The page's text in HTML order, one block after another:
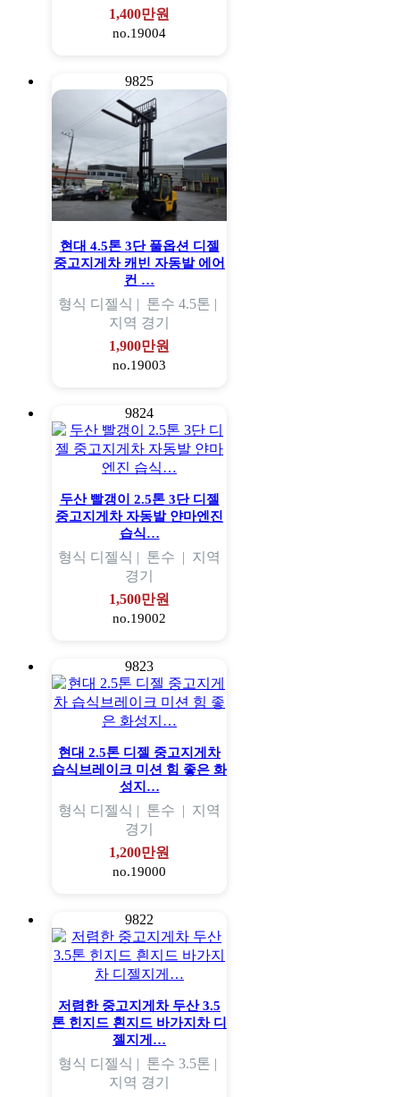
1,400만원
no.19004
9825
현대 4.5톤 3단 풀옵션 디젤
중고지게차 캐빈 자동발 에어
컨 …
형식 디젤식 | 톤수 4.5톤 |
지역 경기
1,900만원
no.19003
9824
두산 빨갱이 2.5톤 3단 디젤
중고지게차 자동발 얀마엔진
습식…
형식 디젤식 | 톤수 | 지역
경기
1,500만원
no.19002
9823
현대 2.5톤 디젤 중고지게차
습식브레이크 미션 힘 좋은 화
성지…
형식 디젤식 | 톤수 | 지역
경기
1,200만원
no.19000
9822
저렴한 중고지게차 두산 3.5
톤 힌지드 흰지드 바가지차 디
젤지게…
형식 디젤식 | 톤수 3.5톤 |
지역 경기